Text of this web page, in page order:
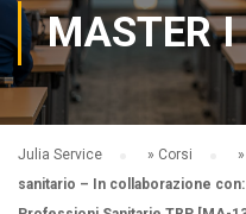
MASTER I
Julia Service » Corsi »
sanitario – In collaborazione